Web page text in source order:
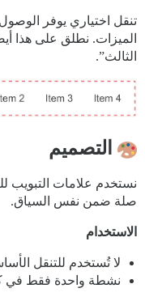
تنقل اختياري يوفر
الميزات. نطلق على هذا
الثالث”.
التصميم
نستخدم علامات التبويب
صلة ضمن نفس السياق.
الاستخدام
لا تُستخدم للتنقل
نشطة واحدة فقط في